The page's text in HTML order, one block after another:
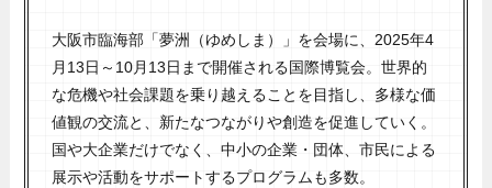
大阪市臨海部「夢洲（ゆめしま）」を会場に、2025年4
月13日～10月13日まで開催される国際博覧会。世界的
な危機や社会課題を乗り越えることを目指し、多様な価
値観の交流と、新たなつながりや創造を促進していく。
国や大企業だけでなく、中小の企業・団体、市民による
展示や活動をサポートするプログラムも多数。